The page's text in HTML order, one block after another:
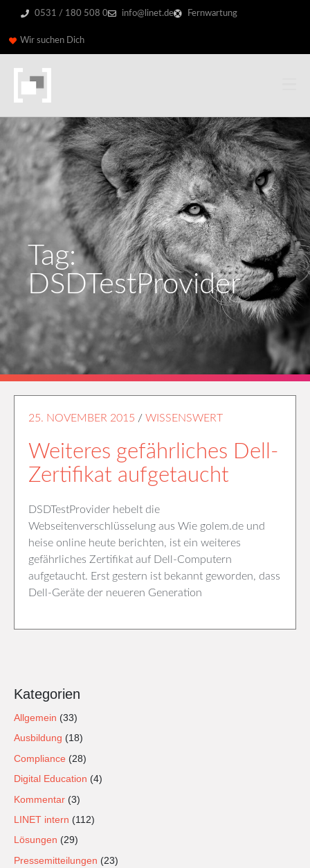
0531 / 180 508 0 info@linet.de Fernwartung
Wir suchen Dich
Tag:
DSDTestProvider
25. NOVEMBER 2015 / WISSENSWERT
Weiteres gefährliches Dell-
Zertifikat aufgetaucht
DSDTestProvider hebelt die
Webseitenverschlüsselung aus Wie golem.de und
heise online heute berichten, ist ein weiteres
gefährliches Zertifikat auf Dell-Computern
aufgetaucht. Erst gestern ist bekannt geworden, dass
Dell-Geräte der neueren Generation
Kategorien
Allgemein (33)
Ausbildung (18)
Compliance (28)
Digital Education (4)
Kommentar (3)
LINET intern (112)
Lösungen (29)
Pressemitteilungen (23)